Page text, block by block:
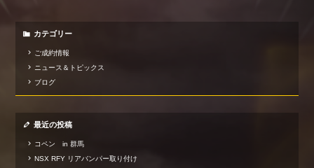
カテゴリー
ご成約情報
ニュース＆トピックス
ブログ
最近の投稿
コペン in 群馬
NSX RFY リアバンパー取り付け